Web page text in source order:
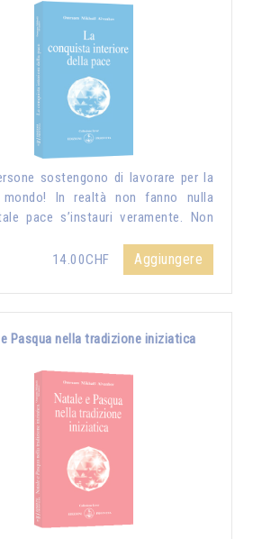
sostengono di lavorare per la
In realtà non fanno nulla
pace s’instauri veramente. Non
14.00CHF
Aggiungere
Pasqua nella tradizione iniziatica